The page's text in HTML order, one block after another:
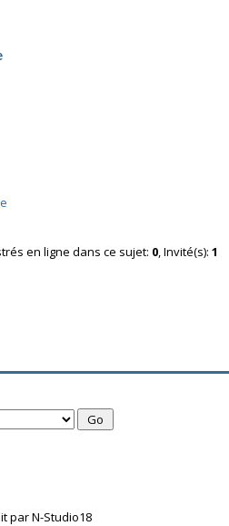
en ligne dans ce sujet: 0, Invité(s): 1
par N-Studio18